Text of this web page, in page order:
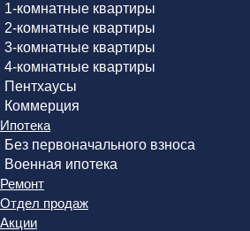
1-комнатные квартиры
2-комнатные квартиры
3-комнатные квартиры
4-комнатные квартиры
Пентхаусы
Коммерция
Ипотека
Без первоначального взноса
Военная ипотека
Ремонт
Отдел продаж
Акции